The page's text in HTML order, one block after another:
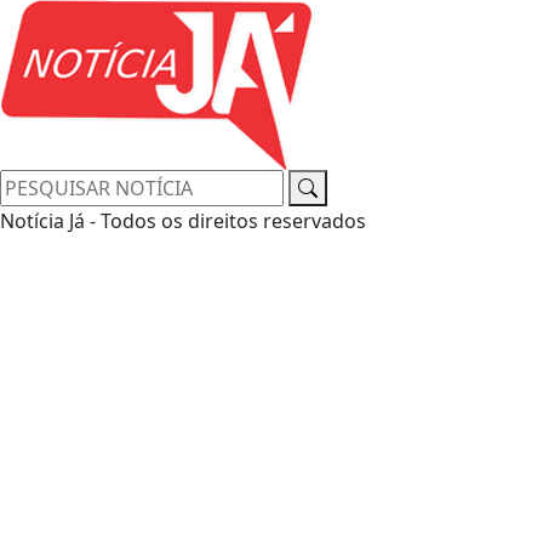
Notícia Já - Todos os direitos reservados